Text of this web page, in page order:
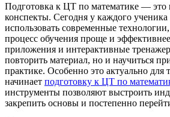
Подготовка к ЦТ по математике — это
конспекты. Сегодня у каждого ученика
использовать современные
процесс обучения проще и
приложения и интерактивные
повторить материал, но и научиться
практике. Особенно это актуально для
начинает подготовку к ЦТ по
инструменты позволяют выстроить
закрепить основы и постепенно